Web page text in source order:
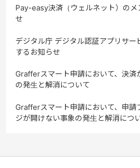
Pay-easy決済（ウェルネット）のメ
せ
デジタル庁 デジタル認証アプリサー
するお知らせ
Grafferスマート申請において、決済
の発生と解消について
Grafferスマート申請において、申請
ジが開けない事象の発生と解消につ